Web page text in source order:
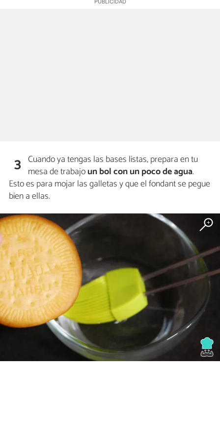
3 Cuando ya tengas las bases listas, prepara en tu
mesa de trabajoun bol con un poco de agua.
Esto es para mojar las galletas y que el fondant se pegue
bien a ellas.